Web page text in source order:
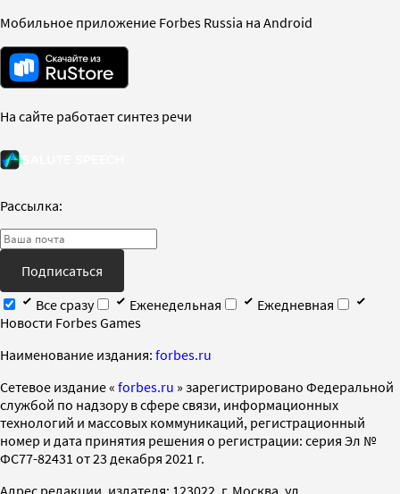
Мобильное приложение Forbes Russia на Android
На сайте работает синтез речи
Рассылка:
Подписаться
Все сразу
Еженедельная
Ежедневная
Новости Forbes Games
Наименование издания: forbes.ru
Cетевое издание « forbes.ru » зарегистрировано Федеральной
службой по надзору в сфере связи, информационных
технологий и массовых коммуникаций, регистрационный
номер и дата принятия решения о регистрации: серия Эл №
ФС77-82431 от 23 декабря 2021 г.
Адрес редакции, издателя: 123022, г. Москва, ул.